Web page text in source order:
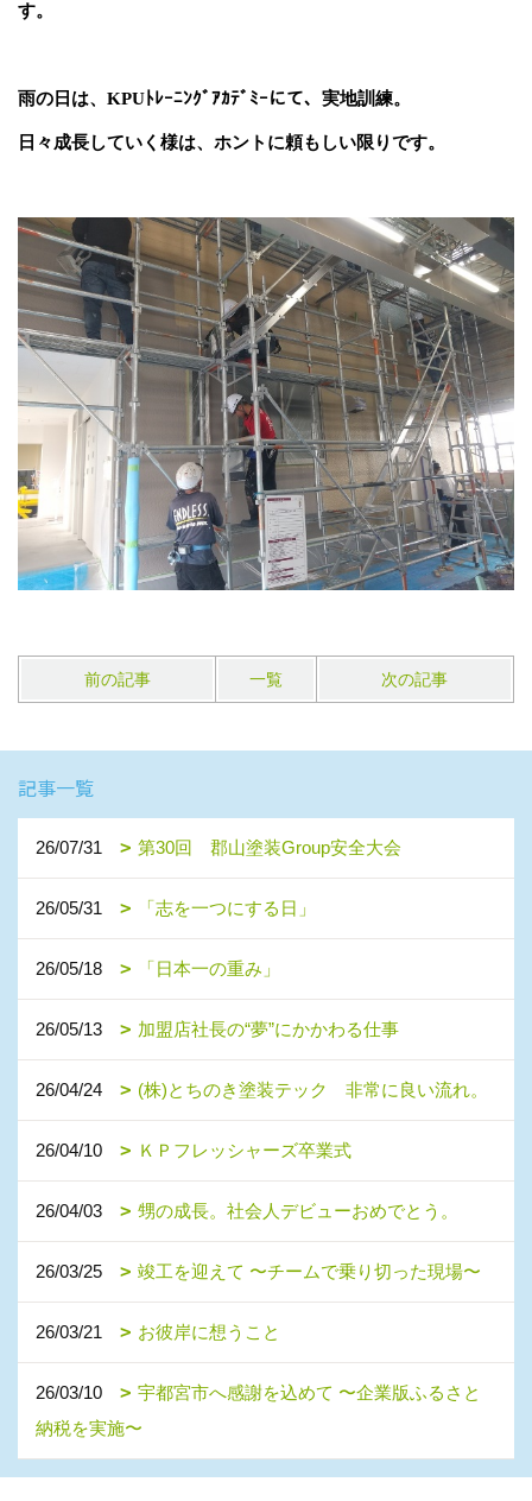
す。
雨の日は、 KPU ﾄﾚｰﾆﾝｸﾞｱｶﾃﾞﾐｰにて、実地訓練。
日々成長していく様は、ホントに頼もしい限りです。
前の記事 一覧 次の記事
記事一覧
26/07/31 第30回 郡山塗装Group安全大会
26/05/31 「志を一つにする日」
26/05/18 「日本一の重み」
26/05/13 加盟店社長の“夢”にかかわる仕事
26/04/24 (株)とちのき塗装テック 非常に良い流れ。
26/04/10 ＫＰフレッシャーズ卒業式
26/04/03 甥の成長。社会人デビューおめでとう。
26/03/25 竣工を迎えて 〜チームで乗り切った現場〜
26/03/21 お彼岸に想うこと
26/03/10
宇都宮市へ感謝を込めて 〜企業版ふるさと
納税を実施〜